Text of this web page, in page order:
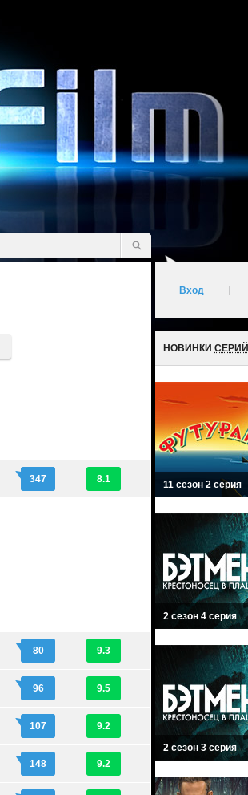
347 8.1
80 9.3
96 9.5
107 9.2
148 9.2
Вход
НОВИНКИ СЕРИЙ
11 сезон 2 серия
2 сезон 4 серия
2 сезон 3 серия